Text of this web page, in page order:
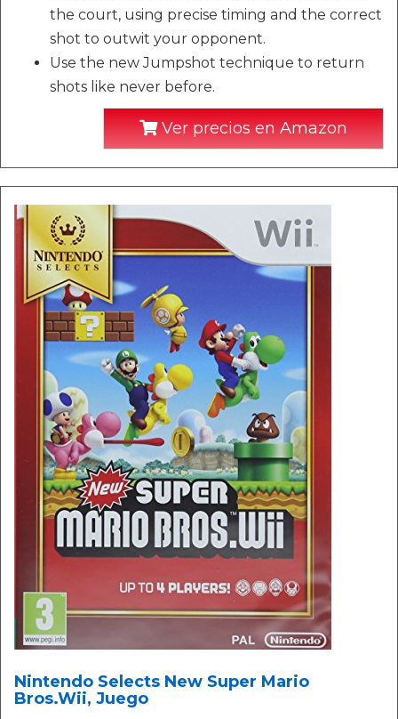
the court, using precise timing and the correct
shot to outwit your opponent.
Use the new Jumpshot technique to return
shots like never before.
Ver precios en Amazon
Nintendo Selects New Super Mario
Bros.Wii, Juego